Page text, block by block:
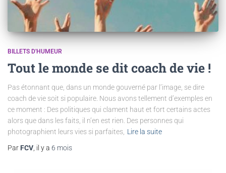
BILLETS D'HUMEUR
Tout le monde se dit coach de vie !
Pas étonnant que, dans un monde gouverné par l’image, se dire
coach de vie soit si populaire. Nous avons tellement d’exemples en
ce moment : Des politiques qui clament haut et fort certains actes
alors que dans les faits, il n’en est rien. Des personnes qui
photographient leurs vies si parfaites, Lire la suite
Par FCV , il y a 6 mois